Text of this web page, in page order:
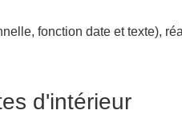
fonction date et texte),
d'intérieur